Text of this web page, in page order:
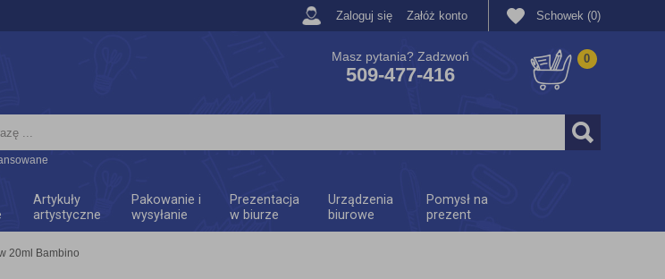
Schowek (0)
Zaloguj się Załóż konto
Masz pytania? Zadzwoń
509-477-416
0
Artykuły
artystyczne
Pakowanie i
wysyłanie
Prezentacja
w biurze
Urządzenia
biurowe
Pomysł na
prezent
20ml Bambino